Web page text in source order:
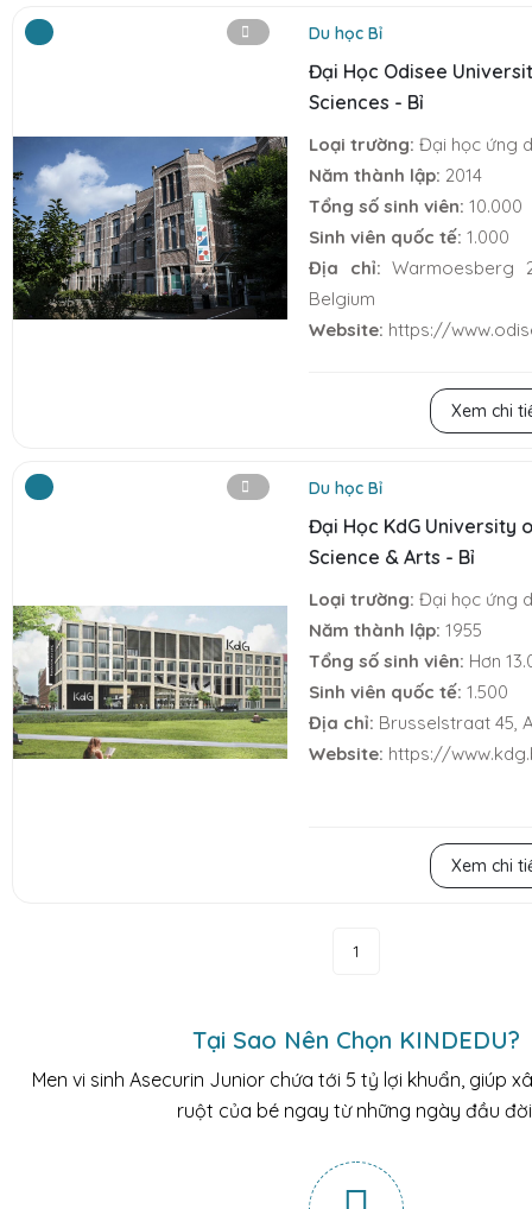
Du học Bỉ
Đại Học Odisee
Sciences - Bỉ
Loại trường:Đại học ứng
Năm thành lập: 2014
Tổng số sinh viên: 10.000
Sinh viên quốc tế: 1.000
Địa chỉ:Warmoesberg
Belgium
Website: https://
Xem chi
Du học Bỉ
Đại Học KdG University
Science & Arts - Bỉ
Loại trường: Đại học ứng
Năm thành lập: 1955
Tổng số sinh viên: Hơn
Sinh viên quốc tế: 1.500
Địa chỉ: Brusselstraat 45,
Website: https://
Xem chi
1
Tại Sao Nên Chọn KINDEDU?
Men vi sinh Asecurin Junior chứa tới 5 tỷ lợi khuẩn, giúp
ruột của bé ngay từ những ngày đầu